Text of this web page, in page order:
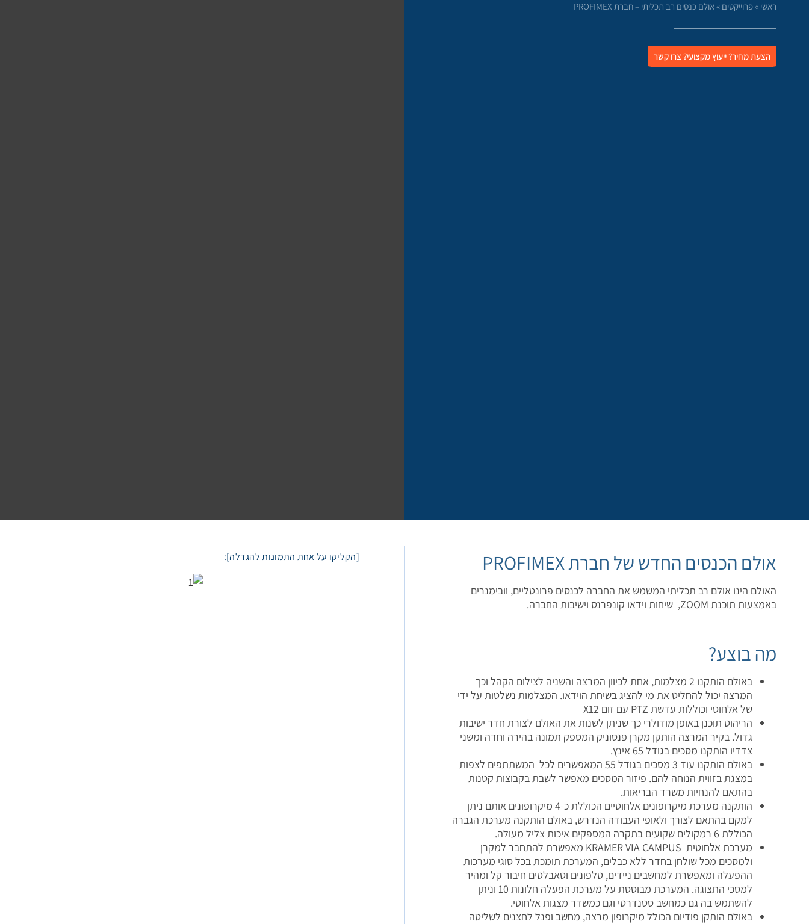
ראשי »פרוייקטים »אולם כנסים רב תכליתי – חברת PROFIMEX
הצעת מחיר? ייעוץ מקצועי? צרו קשר
אולם הכנסים החדש של חברת PROFIMEX
האולם הינו אולם רב תכליתי המשמש את החברה לכנסים פרונטליים, וובימנרים
באמצעות תוכנת ZOOM, שיחות וידאו קונפרנס וישיבות החברה.
מה בוצע?
באולם הותקנו 2 מצלמות, אחת לכיוון המרצה והשניה לצילום הקהל וכך
המרצה יכול להחליט את מי להציג בשיחת הוידאו. המצלמות נשלטות על ידי
של אלחוטי וכוללות עדשת PTZ עם זום X12
הריהוט תוכנן באופן מודולרי כך שניתן לשנות את האולם לצורת חדר ישיבות
גדול. בקיר המרצה הותקן מקרן פנסוניק המספק תמונה בהירה וחדה ומשני
צדדיו הותקנו מסכים בגודל 65 אינץ.
באולם הותקנו עוד 3 מסכים בגודל 55 המאפשרים לכל המשתתפים לצפות
במצגת בזווית הנוחה להם. פיזור המסכים מאפשר לשבת בקבוצות קטנות
בהתאם להנחיות משרד הבריאות.
הותקנה מערכת מיקרופונים אלחוטיים הכוללת כ-4 מיקרופונים אותם ניתן
למקם בהתאם לצורך ולאופי העבודה הנדרש, באולם הותקנה מערכת הגברה
הכוללת 6 רמקולים שקועים בתקרה המספקים איכות צליל מעולה.
מערכת אלחוטית KRAMER VIA CAMPUS מאפשרת להתחבר למקרן
ולמסכים מכל שולחן בחדר ללא כבלים, המערכת תומכת בכל סוגי מערכות
ההפעלה ומאפשרת למחשבים ניידים, טלפונים וטאבלטים חיבור קל ומהיר
למסכי התצוגה. המערכת מבוססת על מערכת הפעלה חלונות 10 וניתן
להשתמש בה גם כמחשב סטנדרטי וגם כמשדר מצגות אלחוטי.
באולם הותקן פודיום הכולל מיקרופון מרצה, מחשב ופנל לחצנים לשליטה
[הקליקו על אחת התמונות להגדלה]: